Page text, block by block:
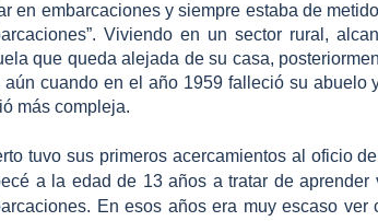
en embarcaciones y siempre estaba de
Viviendo en un sector rural,
que queda alejada de su casa,
aún cuando en el año 1959 falleció su abuelo
más compleja.
tuvo sus primeros acercamientos al oficio
a la edad de 13 años a tratar de
En esos años era muy escaso ver